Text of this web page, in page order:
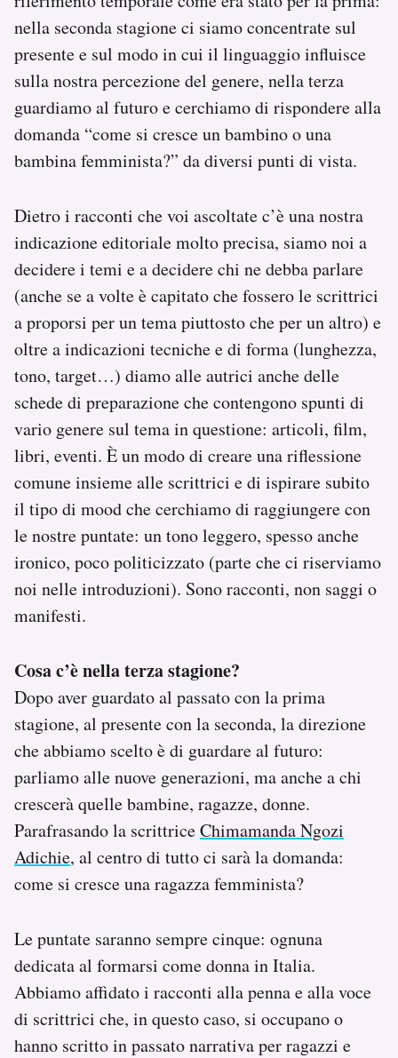
nella seconda stagione ci siamo concentrate sul
presente e sul modo in cui il linguaggio influisce
sulla nostra percezione del genere, nella terza
guardiamo al futuro e cerchiamo di rispondere alla
domanda “come si cresce un bambino o una
bambina femminista?” da diversi punti di vista.
Dietro i racconti che voi ascoltate c’è una nostra
indicazione editoriale molto precisa, siamo noi a
decidere i temi e a decidere chi ne debba parlare
(anche se a volte è capitato che fossero le scrittrici
a proporsi per un tema piuttosto che per un altro) e
oltre a indicazioni tecniche e di forma (lunghezza,
tono, target…) diamo alle autrici anche delle
schede di preparazione che contengono spunti di
vario genere sul tema in questione: articoli, film,
libri, eventi. È un modo di creare una riflessione
comune insieme alle scrittrici e di ispirare subito
il tipo di mood che cerchiamo di raggiungere con
le nostre puntate: un tono leggero, spesso anche
ironico, poco politicizzato (parte che ci riserviamo
noi nelle introduzioni). Sono racconti, non saggi o
manifesti.
Cosa c’è nella terza stagione?
Dopo aver guardato al passato con la prima
stagione, al presente con la seconda, la direzione
che abbiamo scelto è di guardare al futuro:
parliamo alle nuove generazioni, ma anche a chi
crescerà quelle bambine, ragazze, donne.
Parafrasando la scrittriceChimamanda Ngozi
Adichie, al centro di tutto ci sarà la domanda:
come si cresce una ragazza femminista?
Le puntate saranno sempre cinque: ognuna
dedicata al formarsi come donna in Italia.
Abbiamo affidato i racconti alla penna e alla voce
di scrittrici che, in questo caso, si occupano o
hanno scritto in passato narrativa per ragazzi e